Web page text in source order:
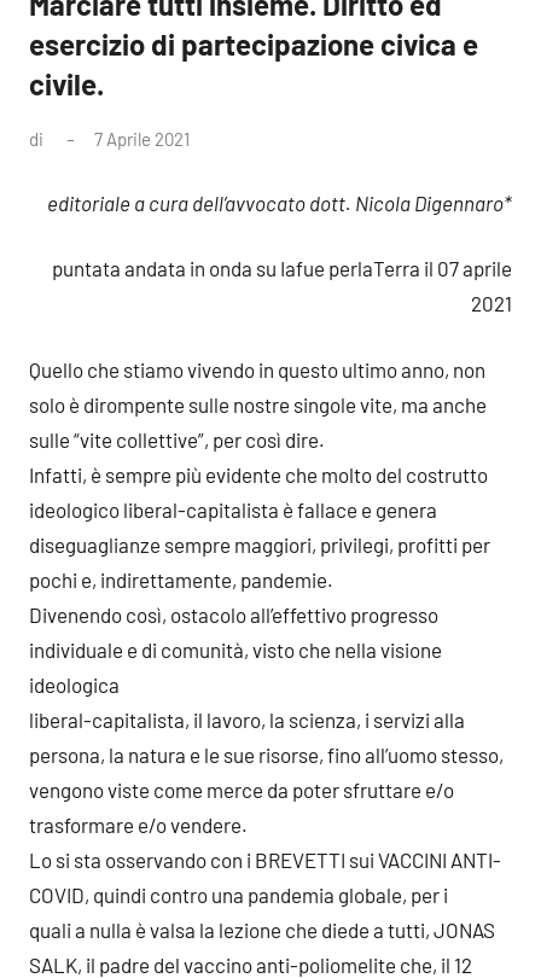
esercizio di partecipazione civica e
civile.
di 7 Aprile 2021
editoriale a cura dell’avvocato dott. Nicola Digennaro*
puntata andata in onda su Iafue perlaTerra il 07 aprile
2021
Quello che stiamo vivendo in questo ultimo anno, non
solo è dirompente sulle nostre singole vite, ma anche
sulle “vite collettive”, per così dire.
Infatti, è sempre più evidente che molto del costrutto
ideologico liberal-capitalista è fallace e genera
diseguaglianze sempre maggiori, privilegi, profitti per
pochi e, indirettamente, pandemie.
Divenendo così, ostacolo all’effettivo progresso
individuale e di comunità, visto che nella visione
ideologica
liberal-capitalista, il lavoro, la scienza, i servizi alla
persona, la natura e le sue risorse, fino all’uomo stesso,
vengono viste come merce da poter sfruttare e/o
trasformare e/o vendere.
Lo si sta osservando con i BREVETTI sui VACCINI ANTI-
COVID, quindi contro una pandemia globale, per i
quali a nulla è valsa la lezione che diede a tutti, JONAS
SALK, il padre del vaccino anti-poliomelite che, il 12